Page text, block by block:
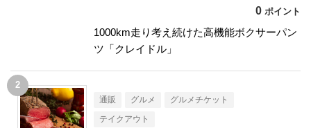
0 ポイント
1000km走り考え続けた高機能ボクサーパン
ツ「クレイドル」
通販 グルメ グルメチケット
テイクアウト